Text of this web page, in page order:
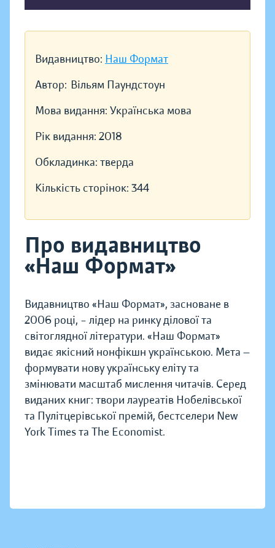
Видавництво: Наш Формат
Автор: Вільям Паундстоун
Мова видання: Українська мова
Рік видання: 2018
Обкладинка: тверда
Кількість сторінок: 344
Про видавництво
«Наш Формат»
Видавництво «Наш Формат», засноване в
2006 році, – лідер на ринку ділової та
світоглядної літератури. «Наш Формат»
видає якісний нонфікшн українською. Мета —
формувати нову українську еліту та
змінювати масштаб мислення читачів. Серед
виданих книг: твори лауреатів Нобелівської
та Пулітцерівської премій, бестселери New
York Times та The Economist.